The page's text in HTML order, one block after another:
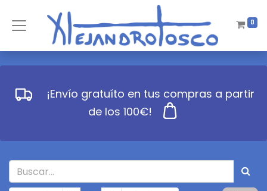
0
¡Envío gratuíto en tus compras a partir
de los 100€!